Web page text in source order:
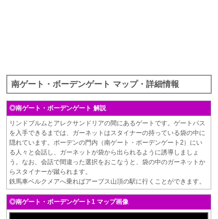
南ゲート・ボーデンゲート マップ・詳細情報
◎南ゲート・ボーデンゲート 解説
リンドブルムとアレクサンドリアの間にあるゲートです。ゲートパス
を入手できるまでは、ガーネットはスタイナーの持っている袋の中に
隠れています。ボーデンの門内（南ゲート・ボーデンゲート2）にい
る人々と会話し、ガーネットが袋から出られるように誘導しましょ
う。なお、会話で間違った選択をおこなうと、袋の中のガーネットか
らスタイナーが蹴られます。
鉄馬車ベルクメアへ乗ればアーブス山頂の駅に行くことができます。
◎南ゲート・ボーデンゲート1 マップ画像